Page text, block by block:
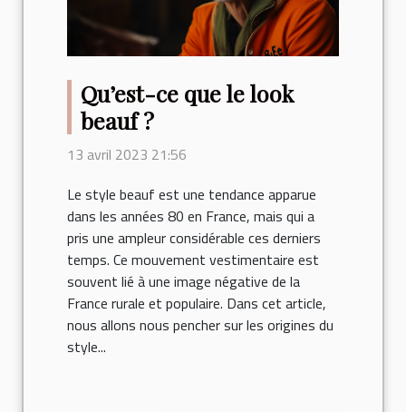
Qu’est-ce que le look
beauf ?
13 avril 2023 21:56
Le style beauf est une tendance apparue
dans les années 80 en France, mais qui a
pris une ampleur considérable ces derniers
temps. Ce mouvement vestimentaire est
souvent lié à une image négative de la
France rurale et populaire. Dans cet article,
nous allons nous pencher sur les origines du
style...